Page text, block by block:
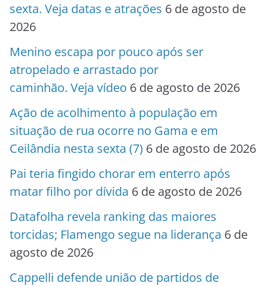
sexta. Veja datas e atrações 6 de agosto de
2026
Menino escapa por pouco após ser
atropelado e arrastado por
caminhão. Veja vídeo 6 de agosto de 2026
Ação de acolhimento à população em
situação de rua ocorre no Gama e em
Ceilândia nesta sexta (7) 6 de agosto de 2026
Pai teria fingido chorar em enterro após
matar filho por dívida 6 de agosto de 2026
Datafolha revela ranking das maiores
torcidas; Flamengo segue na liderança 6 de
agosto de 2026
Cappelli defende união de partidos de